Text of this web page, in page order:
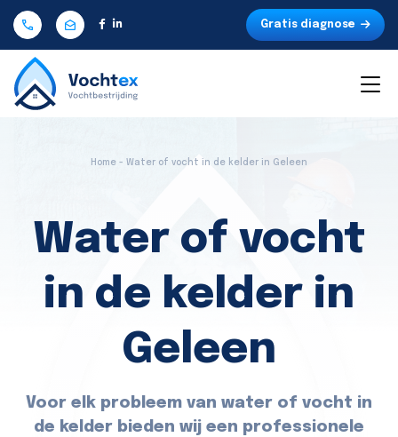
Gratis diagnose
Home - Water of vocht in de kelder in Geleen
Water of vocht
in de kelder in
Geleen
Voor elk probleem van water of vocht in
de kelder bieden wij een professionele